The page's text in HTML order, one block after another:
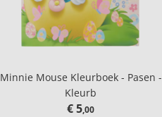
Minnie Mouse Kleurboek - Pasen -
Kleurb
€ 5,00